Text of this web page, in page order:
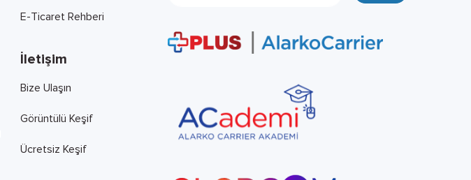
E-Ticaret Rehberi
İletişim
Bize Ulaşın
Görüntülü Keşif
Ücretsiz Keşif